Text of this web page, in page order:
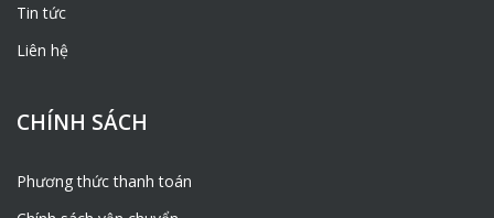
Tin tức
Liên hệ
CHÍNH SÁCH
Phương thức thanh toán